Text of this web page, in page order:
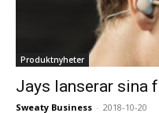
Produktnyheter
Jays lanserar sina
Sweaty Business - 2018-10-20